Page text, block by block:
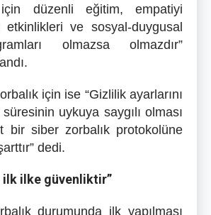
düzenli eğitim, empatiyi
etkinlikleri ve sosyal-duygusal
olmazsa olmazdır”
için ise “Gizlilik ayarlarını
uykuya saygılı olması
bir siber zorbalık protokolüne
dedi.
ilk ilke güvenliktir”
durumunda ilk yapılması